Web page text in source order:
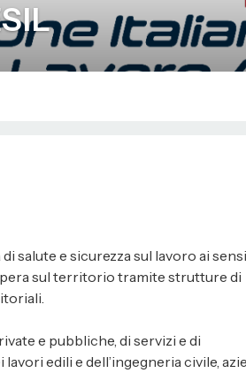
salute e sicurezza sul lavoro ai
sul territorio tramite strutture di
e pubbliche, di servizi e di
edili e dell’ingegneria civile,